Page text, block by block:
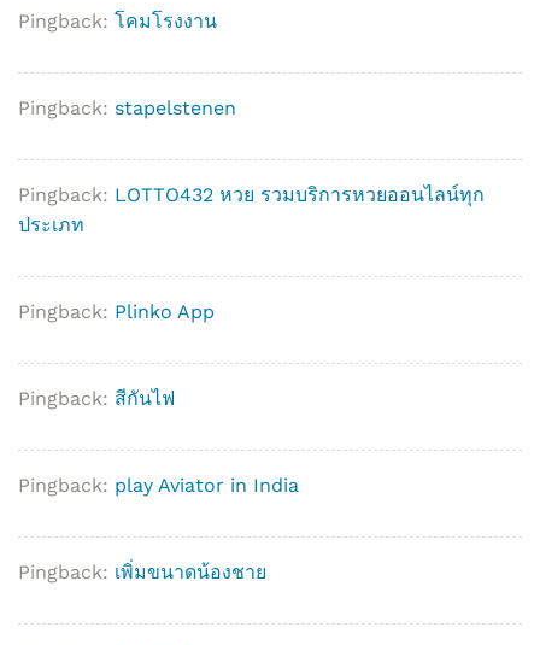
Pingback: โคมโรงงาน
Pingback: stapelstenen
Pingback: LOTTO432 หวย รวมบริการหวยออนไลน์ทุก
ประเภท
Pingback: Plinko App
Pingback: สีกันไฟ
Pingback: play Aviator in India
Pingback: เพิ่มขนาดน้องชาย